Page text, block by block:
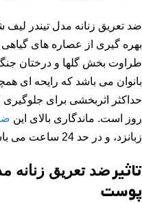
ضد تعریق زنانه مدل تیندر
گیری از عصاره­ های
طراوت بخش گلها و درختان
بانوان می باشد که رایحه ای
حداکثر اثربخشی برای جلوگیری
روز است. ماندگاری بالای این
زبانزد، و در حد 24 ساعت می باشد.
تاثیرضد تعریق زنانه
پوست